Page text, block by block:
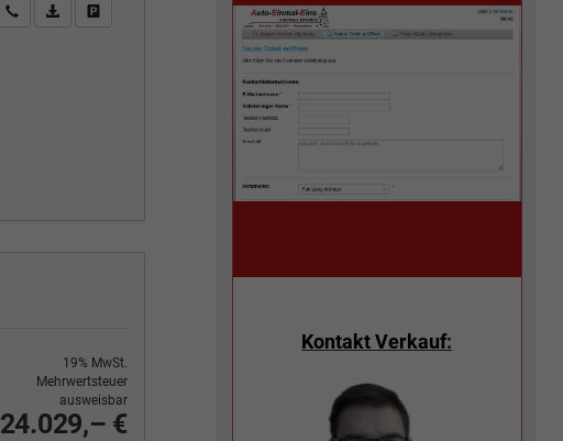
Wir rufen Sie anPDF-Fahrzeugexposé drucken
Fahrzeug drucken, parken oder vergleichen
24.029,– €
19% MwSt.
Mehrwertsteuer
ausweisbar
Kontakt Verkauf: